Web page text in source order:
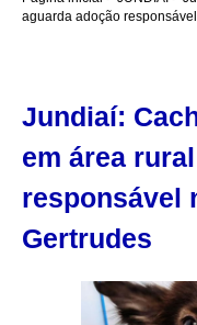
aguarda adoção
Jundiaí:
em área
responsável
Gertrudes